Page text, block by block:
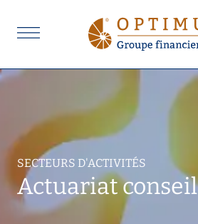
SECTEURS D'ACTIVITÉS
Actuariat conseil